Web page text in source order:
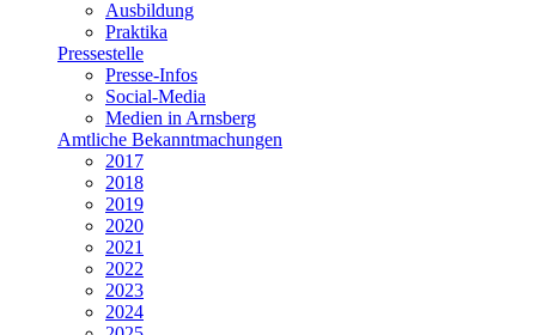
Ausbildung
Praktika
Pressestelle
Presse-Infos
Social-Media
Medien in Arnsberg
Amtliche Bekanntmachungen
2017
2018
2019
2020
2021
2022
2023
2024